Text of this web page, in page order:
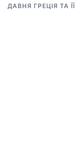
ДАВНЯ ГРЕЦІЯ ТА